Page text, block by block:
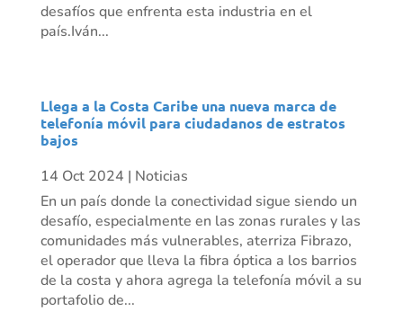
desafíos que enfrenta esta industria en el
país.Iván...
Llega a la Costa Caribe una nueva marca de
telefonía móvil para ciudadanos de estratos
bajos
14 Oct 2024 | Noticias
En un país donde la conectividad sigue siendo un
desafío, especialmente en las zonas rurales y las
comunidades más vulnerables, aterriza Fibrazo,
el operador que lleva la fibra óptica a los barrios
de la costa y ahora agrega la telefonía móvil a su
portafolio de...